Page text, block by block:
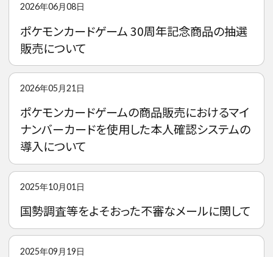
2026年06月08日
ポケモンカードゲーム 30周年記念商品の抽選
販売について
2026年05月21日
ポケモンカードゲームの商品販売におけるマイ
ナンバーカードを使用した本人確認システムの
導入について
2025年10月01日
国勢調査等をよそおった不審なメールに関して
2025年09月19日